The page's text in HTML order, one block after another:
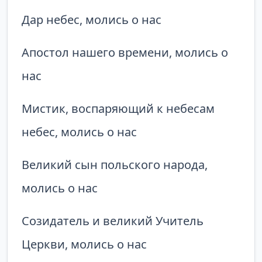
Дар небес, молись о нас
Апостол нашего времени, молись о
нас
Мистик, воспаряющий к небесам
небес, молись о нас
Великий сын польского народа,
молись о нас
Созидатель и великий Учитель
Церкви, молись о нас